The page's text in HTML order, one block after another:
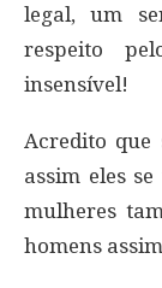
legal, um
respeito
insensível!
Acredito que
assim eles
mulheres
homens